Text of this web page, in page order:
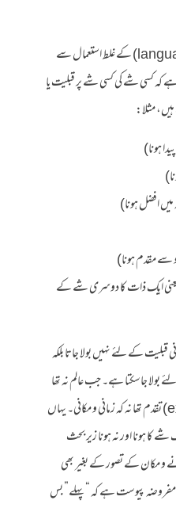
یہ سوال مفہوم سے زیادہ زبان (language) کے غلط استعمال سے
کسی شے کی کسی شے پر قبلیت یا
یعنی ایک ذات کا دوسری شے کے
قبلیت کے لئے نہیں بولا جاتا بلکہ
جاسکتا ہے۔ جب عالم نہ تھا
تو عالم پر خدا کو وجودی (existential) تقدم تھا نہ کہ زمانی و مکانی۔ یہاں
کا ہونا اور نہ ہونا زیر بحث
و مکان کے تصور کے بغیر بھی
مفروضہ پیوست ہے کہ “پہلے” بس